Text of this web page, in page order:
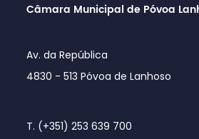
Câmara Municipal de Póvoa
Av. da República
4830 - 513 Póvoa de Lanhoso
T. (+351) 253 639 700